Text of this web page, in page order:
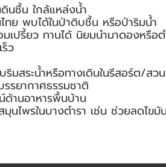
ดินชื้น ใกล้แหล่งน้ำ
ทย พบได้ในป่าดิบชื้น หรือป่าริมน้ำ
เปรี้ยว ทานได้ นิยมนำมาดองหรือ
ว
ริมสระน้ำหรือทางเดินในรีสอร์ต/สวน
รรยากาศธรรมชาติ
ด้านอาหารพื้นบ้าน
นไพรในบางตำรา เช่น ช่วยลดไขมั